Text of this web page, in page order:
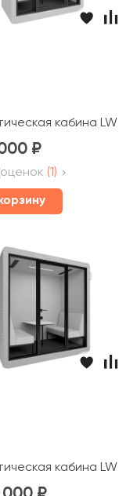
felt (задняя
кабина
оценок (1)
felt (задняя
кабина